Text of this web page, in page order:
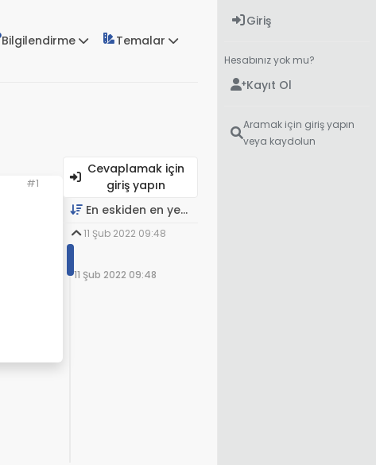
Bilgilendirme Temalar
#1
Cevaplamak için
giriş yapın
En eskiden en yeniye
11 Şub 2022 09:48
11 Şub 2022 09:48
Giriş
Hesabınız yok mu?
Kayıt Ol
Aramak için giriş yapın
veya kaydolun